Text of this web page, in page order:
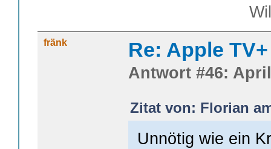
William
fränk Re: Apple
Antwort #46:
Zitat von: Florian
Unnötig wie ein